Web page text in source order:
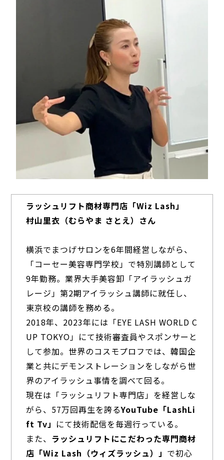
ラッシュリフト商材専門店「Wiz Lash」
村山里衣（むらやま さとえ）さん
横浜でまつげサロンを6年間経営しながら、
「コーセー美容専門学校」で特別講師として
9年勤務。業界大手美容卸「アイラッシュガ
レージ」第2期アイラッシュ講師に就任し、
東京校の講師を務める。
2018年、2023年には「EYE LASH WORLD C
UP TOKYO」にて技術審査員やスポンサーと
して参加。世界のコスモプロフでは、韓国企
業と共にデモンストレーションをしながら世
界のアイラッシュ事情を調べて回る。
現在は「ラッシュリフト専門店」を経営しな
がら、57万回再生を誇るYouTube「LashLi
ft Tv」 にて技術配信を毎週行っている。
また、 ラッシュリフトにこだわった専門商材
店「Wiz Lash（ウィズラッシュ）」 で初心